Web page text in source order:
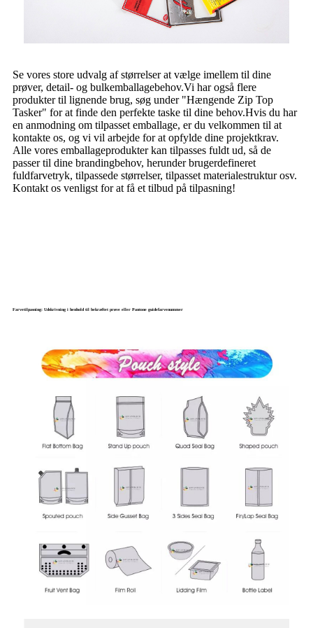
Se vores store udvalg af størrelser at vælge imellem til dine
prøver, detail- og bulkemballagebehov.Vi har også flere
produkter til lignende brug, søg under "Hængende Zip Top
Tasker" for at finde den perfekte taske til dine behov.Hvis du har
en anmodning om tilpasset emballage, er du velkommen til at
kontakte os, og vi vil arbejde for at opfylde dine projektkrav.
Alle vores emballageprodukter kan tilpasses fuldt ud, så de
passer til dine brandingbehov, herunder brugerdefineret
fuldfarvetryk, tilpassede størrelser, tilpasset materialestruktur osv.
Kontakt os venligst for at få et tilbud på tilpasning!
Farvetilpasning: Udskrivning i henhold til bekræftet prøve eller Pantone guidefarvenummer